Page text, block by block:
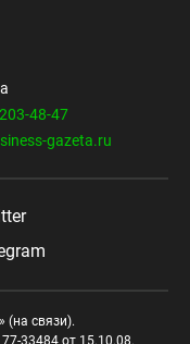
48-47
gazeta.ru
(на связи).